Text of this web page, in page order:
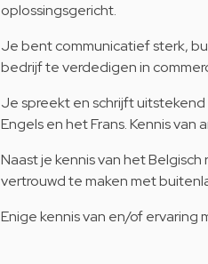
oplossingsgericht.
Je bent communicatief sterk,
bedrijf te verdedigen in
Je spreekt en schrijft
Engels en het Frans. Kennis
Naast je kennis van het
vertrouwd te maken met
Enige kennis van en/of ervaring